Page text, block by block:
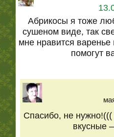
Абрикосы я тоже
сушеном виде, так
мне нравится варенье
помогут
Спасибо, не
вкусные